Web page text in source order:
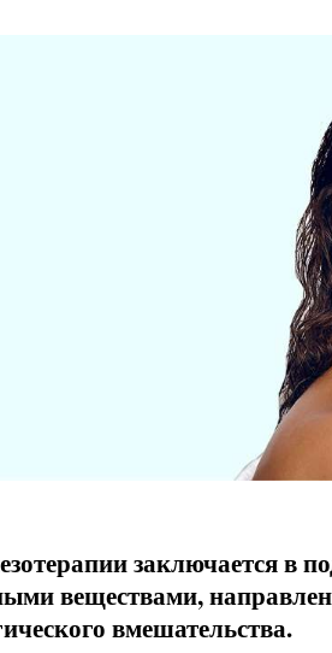
заключается в
веществами,
вмешательства.